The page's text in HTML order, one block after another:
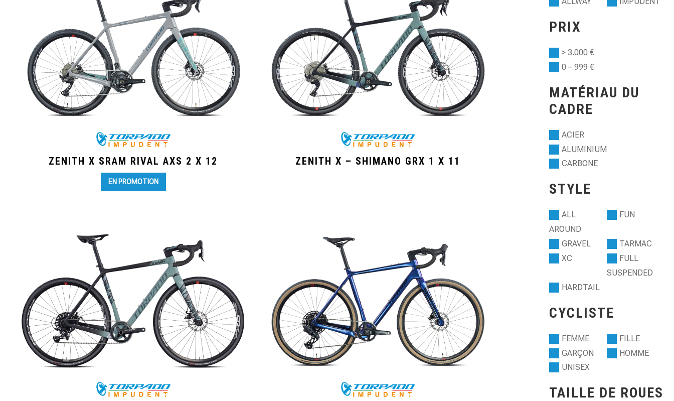
ZENITH X SRAM RIVAL AXS 2 X 12
EN PROMOTION
ZENITH X – SHIMANO GRX 1 X 11
PRIX
> 3.000 €
0 – 999 €
MATÉRIAU DU
CADRE
ACIER
ALUMINIUM
CARBONE
STYLE
ALL
AROUND
FUN
GRAVEL
TARMAC
XC
FULL
SUSPENDED
HARDTAIL
CYCLISTE
FEMME
FILLE
GARÇON
HOMME
UNISEX
TAILLE DE ROUES